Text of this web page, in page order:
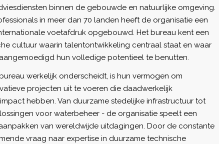
binnen de gebouwde en natuurlijke omgeving.
in meer dan 70 landen heeft de organisatie een
voetafdruk opgebouwd. Het bureau kent een
cultuur waarin talentontwikkeling centraal staat en waar
hun volledige potentieel te benutten.
werkelijk onderscheidt, is hun vermogen om
projecten uit te voeren die daadwerkelijk
hebben. Van duurzame stedelijke infrastructuur tot
voor waterbeheer - de organisatie speelt een
van wereldwijde uitdagingen. Door de constante
vraag naar expertise in duurzame technische